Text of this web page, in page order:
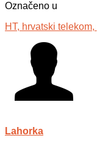
Označeno u
HT, hrvatski telekom,
Lahorka